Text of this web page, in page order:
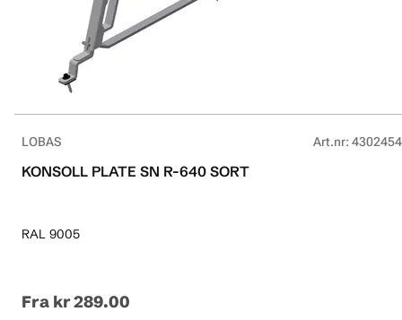
LOBAS Art.nr:
KONSOLL PLATE SN R-640 SORT
RAL 9005
Fra kr 289.00